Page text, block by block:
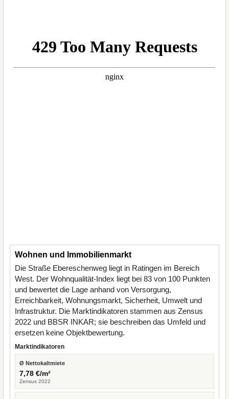
Wohnen und Immobilienmarkt
Die Straße Ebereschenweg liegt in Ratingen im Bereich
West. Der Wohnqualität-Index liegt bei 83 von 100 Punkten
und bewertet die Lage anhand von Versorgung,
Erreichbarkeit, Wohnungsmarkt, Sicherheit, Umwelt und
Infrastruktur. Die Marktindikatoren stammen aus Zensus
2022 und BBSR INKAR; sie beschreiben das Umfeld und
ersetzen keine Objektbewertung.
Marktindikatoren
Ø Nettokaltmiete
7,78 €/m²
Zensus 2022